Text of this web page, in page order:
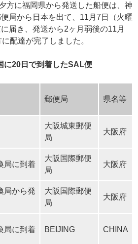
方に福岡県から発送した船便は、神
局から日本を出て、11月7日（火曜
届き、発送から2ヶ月弱後の11月
配達が完了しました。
に20日で到着したSAL便
郵便局 県名等
大阪城東郵便
局
大阪府
局に到着
大阪国際郵便
局
大阪府
局から発
大阪国際郵便
局
大阪府
局に到着 BEIJING CHINA